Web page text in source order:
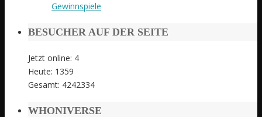
Gewinnspiele
BESUCHER AUF DER SEITE
Jetzt online: 4
Heute: 1359
Gesamt: 4242334
WHONIVERSE